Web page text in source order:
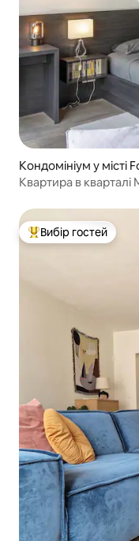
Кондомініум у місті
Квартира в
Топ вибір гостей
Вибір гостей